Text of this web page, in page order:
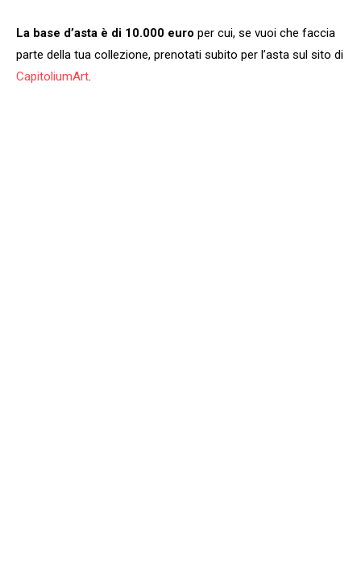
La base d’asta è di 10.000 euro per cui, se vuoi che faccia
parte della tua collezione, prenotati subito per l’asta sul sito di
CapitoliumArt.